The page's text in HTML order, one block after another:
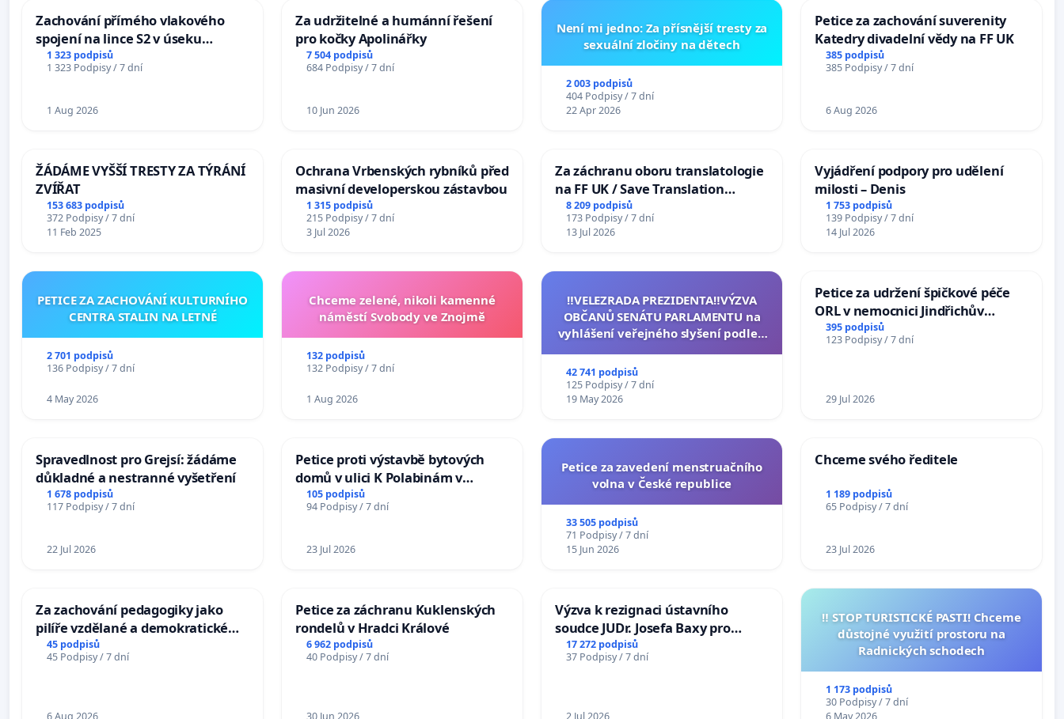
Zachování přímého vlakového
spojení na lince S2 v úseku
Ostrava – Bohumín – Karviná –
Mosty u Jablunkova
1 323 podpisů
1 323 Podpisy / 7 dní
1 Aug 2026
Za udržitelné a humánní řešení
pro kočky Apolinářky
7 504 podpisů
684 Podpisy / 7 dní
10 Jun 2026
Není mi jedno: Za přísnější tresty za
sexuální zločiny na dětech
2 003 podpisů
404 Podpisy / 7 dní
22 Apr 2026
Petice za zachování suverenity
Katedry divadelní vědy na FF UK
385 podpisů
385 Podpisy / 7 dní
6 Aug 2026
ŽÁDÁME VYŠŠÍ TRESTY ZA TÝRÁNÍ
ZVÍŘAT
153 683 podpisů
372 Podpisy / 7 dní
11 Feb 2025
Ochrana Vrbenských rybníků před
masivní developerskou zástavbou
1 315 podpisů
215 Podpisy / 7 dní
3 Jul 2026
Za záchranu oboru translatologie
na FF UK / Save Translation
Studies at the Faculty of Arts,
Charles University
8 209 podpisů
173 Podpisy / 7 dní
13 Jul 2026
Vyjádření podpory pro udělení
milosti – Denis
1 753 podpisů
139 Podpisy / 7 dní
14 Jul 2026
PETICE ZA ZACHOVÁNÍ KULTURNÍHO
CENTRA STALIN NA LETNÉ
2 701 podpisů
136 Podpisy / 7 dní
4 May 2026
Chceme zelené, nikoli kamenné
náměstí Svobody ve Znojmě
132 podpisů
132 Podpisy / 7 dní
1 Aug 2026
‼️VELEZRADA PREZIDENTA‼️VÝZVA
OBČANŮ SENÁTU PARLAMENTU na
vyhlášení veřejného slyšení podle §
na přijetí usnesení k podání ústavní
žaloby na prezidenta republiky
42 741 podpisů
125 Podpisy / 7 dní
19 May 2026
Petice za udržení špičkové péče
ORL v nemocnici Jindřichův
Hradec
395 podpisů
123 Podpisy / 7 dní
29 Jul 2026
Spravedlnost pro Grejsí: žádáme
důkladné a nestranné vyšetření
1 678 podpisů
117 Podpisy / 7 dní
22 Jul 2026
Petice proti výstavbě bytových
domů v ulici K Polabinám v
Pardubicích
105 podpisů
94 Podpisy / 7 dní
23 Jul 2026
Petice za zavedení menstruačního
volna v České republice
33 505 podpisů
71 Podpisy / 7 dní
15 Jun 2026
Chceme svého ředitele
1 189 podpisů
65 Podpisy / 7 dní
23 Jul 2026
Za zachování pedagogiky jako
pilíře vzdělané a demokratické
společnosti
45 podpisů
45 Podpisy / 7 dní
6 Aug 2026
Petice za záchranu Kuklenských
rondelů v Hradci Králové
6 962 podpisů
40 Podpisy / 7 dní
30 Jun 2026
Výzva k rezignaci ústavního
soudce JUDr. Josefa Baxy pro
ohrožení důvěry ve spravedlivý
proces
17 272 podpisů
37 Podpisy / 7 dní
2 Jul 2026
‼️ STOP TURISTICKÉ PASTI! Chceme
důstojné využití prostoru na
Radnických schodech
1 173 podpisů
30 Podpisy / 7 dní
6 May 2026